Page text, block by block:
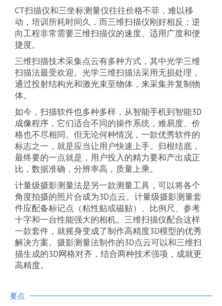
CT扫描仪和三坐标测量仪往往价格不菲，难以移
动，培训所耗时间久，而三维扫描仪刚好相反：逆
向工程非常需要三维扫描仪的速度、适用广度和便
捷度。
三维扫描技术采集点云有多种方式，其中光学三维
扫描法最受欢迎。光学三维扫描法采用无损处理，
通过投射结构光和激光束至物体，来采集并复制物
体。
如今，扫描软件也多种多样，从智能手机到智能3D
成像程序，它们适合不同的操作系统，难易度、价
格也不尽相同。但无论何种情况，一款优秀软件的
标志之一，就是应当让用户快速上手。归根结底，
最终要的一点就是，用户投入的精力要和产出成正
比，数据准确，分辨率高，质量上乘。
计量级摄影测量法是另一款测量工具，可以将各个
角度拍摄的照片合成为3D点云。计量级摄影测量套
件应配备标记点（粘性贴或磁贴）、比例尺、参考
十字和一台性能强大的相机。三维扫描仪配合这样
一款套件，就摇身变成了制作高精度3D模型的优秀
解决方案。摄影测量法制作的3D点云可以和三维扫
描生成的3D网格对齐，结合两种技术强项，成就更
高精度。
要点